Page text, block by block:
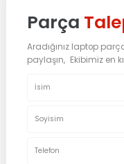
Parça
Aradığınız laptop
paylaşın, Ekibimiz en